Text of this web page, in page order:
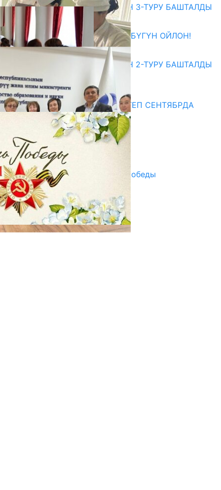
ЖОЖДОРГО КАБЫЛ АЛУУНУН 3-ТУРУ БАШТАЛДЫ
27.07.2026
ӨЗҮҢДҮН КЕЛЕЧЕГИҢ ҮЧҮН БҮГҮН ОЙЛОН!
20.07.2026
ЖОЖДОРГО КАБЫЛ АЛУУНУН 2-ТУРУ БАШТАЛДЫ
20.07.2026
Медиа
СУЗАКТА 750 ОРУНДУУ МЕКТЕП СЕНТЯБРДА
ПАЙДАЛАНУУГА БЕРИЛЕТ
07.08.2025
Улуу Жеңиштин жандуу сөзү
29.04.2025
Награды в преддверии Дня Победы
29.04.2025